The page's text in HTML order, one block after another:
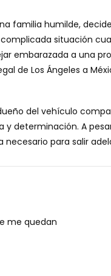
familia humilde,
situación
embarazada a una
de Los Ángeles a
del vehículo
y determinación. A
necesario para salir
me quedan